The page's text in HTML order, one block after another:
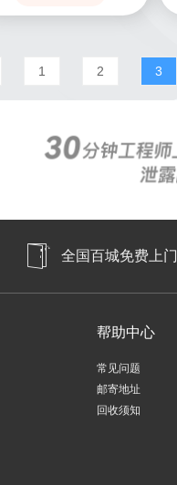
1 2 3
全国百城免费上门
帮助中心
常见问题
邮寄地址
回收须知